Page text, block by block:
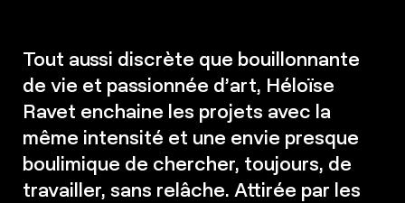
Tout aussi discrète que bouillonnante
de vie et passionnée d’art, Héloïse
Ravet enchaine les projets avec la
même intensité et une envie presque
boulimique de chercher, toujours, de
travailler, sans relâche. Attirée par les